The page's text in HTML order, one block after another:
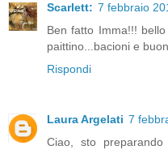
Scarlett: 7 febbraio
Ben fatto Imma!!!
paittino...bacioni e
Rispondi
Laura Argelati 7
Ciao, sto